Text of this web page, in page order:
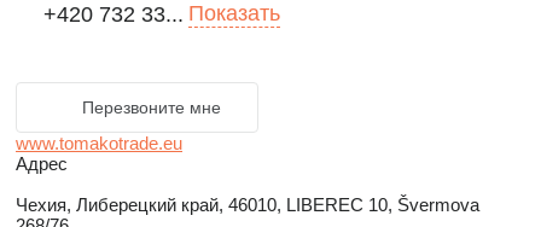
+420 732 33... Показать
Перезвоните мне
www.tomakotrade.eu
Адрес
Чехия, Либерецкий край, 46010, LIBEREC 10, Švermova